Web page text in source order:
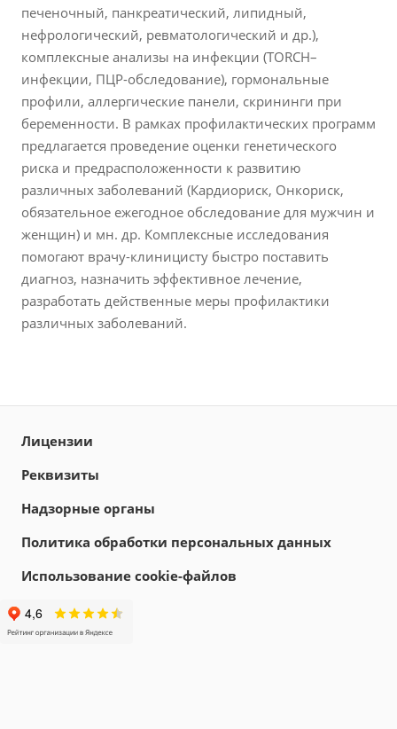
печеночный, панкреатический, липидный,
нефрологический, ревматологический и др.),
комплексные анализы на инфекции (TORCH–
инфекции, ПЦР-обследование), гормональные
профили, аллергические панели, скрининги при
беременности. В рамках профилактических программ
предлагается проведение оценки генетического
риска и предрасположенности к развитию
различных заболеваний (Кардиориск, Онкориск,
обязательное ежегодное обследование для мужчин и
женщин) и мн. др. Комплексные исследования
помогают врачу-клиницисту быстро поставить
диагноз, назначить эффективное лечение,
разработать действенные меры профилактики
различных заболеваний.
Лицензии
Реквизиты
Надзорные органы
Политика обработки персональных данных
Использование cookie-файлов